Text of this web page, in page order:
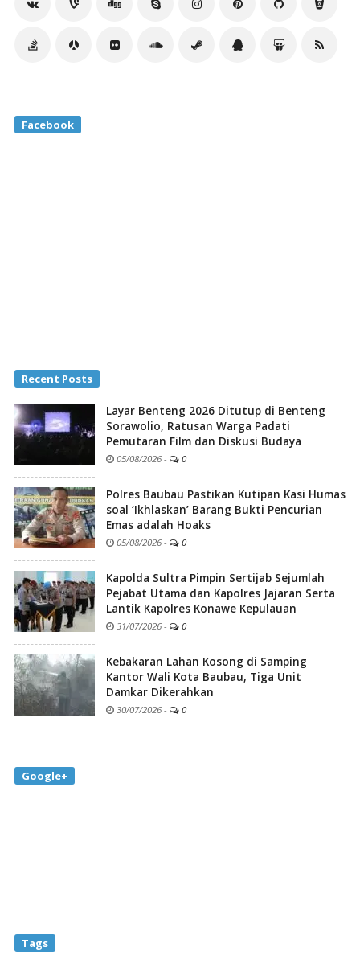
Facebook
Recent Posts
Layar Benteng 2026 Ditutup di Benteng
Sorawolio, Ratusan Warga Padati
Pemutaran Film dan Diskusi Budaya
05/08/2026 - 0
Polres Baubau Pastikan Kutipan Kasi Humas
soal ‘Ikhlaskan’ Barang Bukti Pencurian
Emas adalah Hoaks
05/08/2026 - 0
Kapolda Sultra Pimpin Sertijab Sejumlah
Pejabat Utama dan Kapolres Jajaran Serta
Lantik Kapolres Konawe Kepulauan
31/07/2026 - 0
Kebakaran Lahan Kosong di Samping
Kantor Wali Kota Baubau, Tiga Unit
Damkar Dikerahkan
30/07/2026 - 0
Google+
Tags